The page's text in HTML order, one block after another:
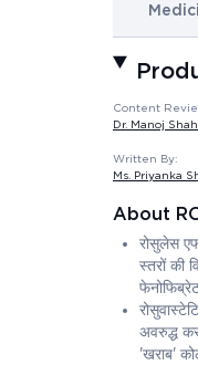
Content
Dr. Manoj Shah
Written By:
Ms. Priyanka
About
रोसुलेस
स्तरों की
अवरुद्ध
'खराब'